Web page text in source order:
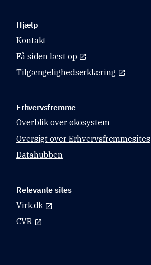
Hjælp
Kontakt
Få siden læst op
Tilgængelighedserklæring
Erhvervsfremme
Overblik over økosystem
Oversigt over Erhvervsfremmesites
Datahubben
Relevante sites
Virk.dk
CVR